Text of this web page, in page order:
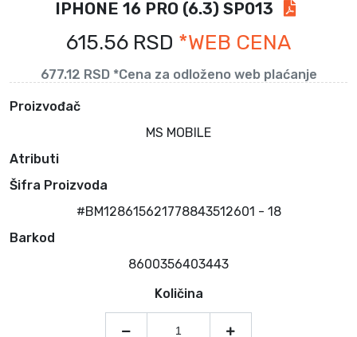
IPHONE 16 PRO (6.3) SP013
615.56 RSD *WEB CENA
677.12 RSD *Cena za odloženo web plaćanje
Proizvođač
MS MOBILE
Atributi
Šifra Proizvoda
#BM128615621778843512601 - 18
Barkod
8600356403443
Količina